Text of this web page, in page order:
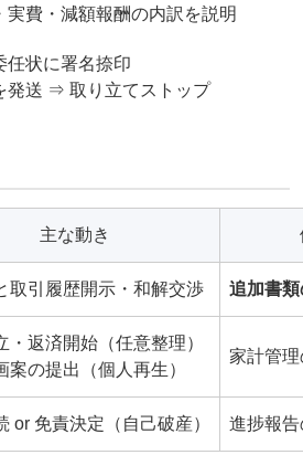
実費・減額報酬の内訳を説明
任状に署名捺印
発送 ⇒ 取り立てストップ
主な動き
取引履歴開示・和解交渉 追加書
・返済開始（任意整理）
案の提出（個人再生）
家計管
or 免責決定（自己破産） 進捗報